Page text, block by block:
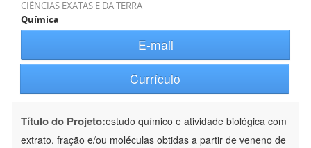
CIÊNCIAS EXATAS E DA TERRA
Química
E-mail
Currículo
Título do Projeto:estudo químico e atividade biológica com
extrato, fração e/ou moléculas obtidas a partir de veneno de